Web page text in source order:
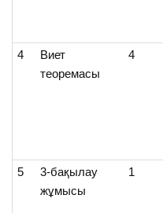
4
Виет
теоремасы
4
5
3-бақылау
жұмысы
1